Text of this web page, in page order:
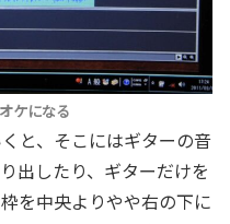
ケになる
と、そこにはギターの音
出したり、ギターだけを
を中央よりやや右の下に